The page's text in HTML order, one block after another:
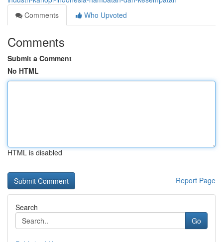
Comments
Who Upvoted
Comments
Submit a Comment
No HTML
HTML is disabled
Report Page
Search
Go